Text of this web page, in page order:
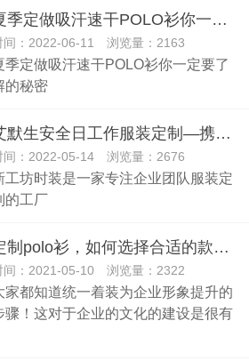
夏季定做吸汗速干POLO衫你一定要了解的秘密
间：2022-06-11 浏览量：2163
季定做吸汗速干POLO衫你一定要了
的秘密
艾默生安全日工作服装定制—携手共创安全
间：2022-05-14 浏览量：2676
工坊时装是一家专注企业团队服装定
的工厂
定制polo衫，如何选择合适的款式？
间：2021-05-10 浏览量：2322
家都知道统一着装为企业形象提升的
骤！这对于企业的文化的建设是很有